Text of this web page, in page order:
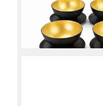
Dessertschale Allegra
Schälchen 275 ml (4)
32,90 €
lieferbar - in 2-3